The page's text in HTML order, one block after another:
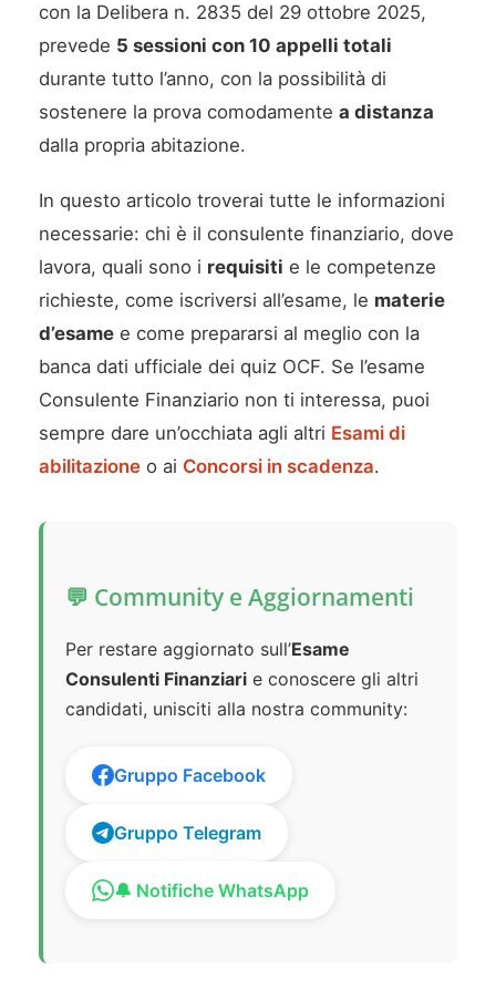
con la Delibera n. 2835 del 29 ottobre 2025,
prevede 5 sessioni con 10 appelli totali
durante tutto l’anno, con la possibilità di
sostenere la prova comodamente a distanza
dalla propria abitazione.
In questo articolo troverai tutte le informazioni
necessarie: chi è il consulente finanziario, dove
lavora, quali sono i requisiti e le competenze
richieste, come iscriversi all’esame, le materie
d’esame e come prepararsi al meglio con la
banca dati ufficiale dei quiz OCF. Se l’esame
Consulente Finanziario non ti interessa, puoi
sempre dare un’occhiata agli altri Esami di
abilitazione o ai Concorsi in scadenza.
💬 Community e Aggiornamenti
Per restare aggiornato sull’Esame
Consulenti Finanziari e conoscere gli altri
candidati, unisciti alla nostra community:
Gruppo Facebook
Gruppo Telegram
🔔 Notifiche WhatsApp